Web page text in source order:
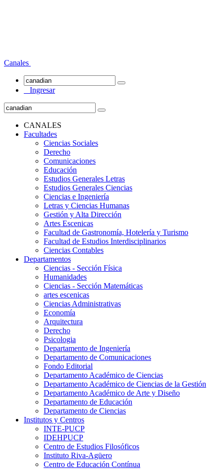
Canales
Ingresar
CANALES
Facultades
Ciencias Sociales
Derecho
Comunicaciones
Educación
Estudios Generales Letras
Estudios Generales Ciencias
Ciencias e Ingeniería
Letras y Ciencias Humanas
Gestión y Alta Dirección
Artes Escenicas
Facultad de Gastronomía, Hotelería y Turismo
Facultad de Estudios Interdisciplinarios
Ciencias Contables
Departamentos
Ciencias - Sección Física
Humanidades
Ciencias - Sección Matemáticas
artes escenicas
Ciencias Administrativas
Economía
Arquitectura
Derecho
Psicologia
Departamento de Ingeniería
Departamento de Comunicaciones
Fondo Editorial
Departamento Académico de Ciencias
Departamento Académico de Ciencias de la Gestión
Departamento Académico de Arte y Diseño
Departamento de Educación
Departamento de Ciencias
Institutos y Centros
INTE-PUCP
IDEHPUCP
Centro de Estudios Filosóficos
Instituto Riva-Agüero
Centro de Educación Contínua